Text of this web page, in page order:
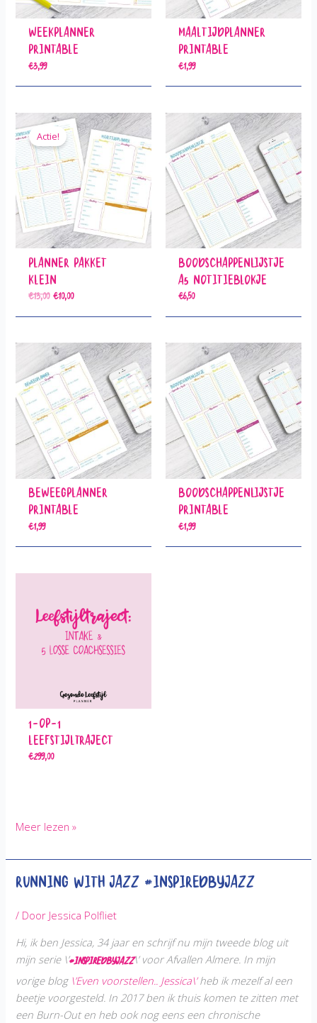
Weekplanner
Printable
€3,99
Maaltijdplanner
Printable
€1,99
Actie!
Planner Pakket
Klein
€13,00Oorspronkelijke prijs was: €13,00.
€10,00Huidige prijs is: €10,00.
Boodschappenlijstje
A5 Notitieblokje
€6,50
Beweegplanner
Printable
€1,99
Boodschappenlijstje
Printable
€1,99
1-op-1
Leefstijltraject
€299,00
Lions
#InspiredbyJazz
Meer lezen »
Running with Jazz #InspiredbyJazz
/ Door Jessica Polfliet
Hi, ik ben Jessica, 34 jaar en schrijf nu mijn tweede blog uit
mijn serie \’#InspiredbyJazz\’ voorAfvallen Almere. In mijn
vorige blog \’Even voorstellen.. Jessica\’heb ik mezelf al een
beetje voorgesteld. In 2017 ben ik thuis komen te zitten met
een Burn-Out en heb ook nog eens een chronische